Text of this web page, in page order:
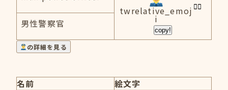
twrelative_emoj
i
copy!
男性警察官
の詳細を見る
名前
絵文字